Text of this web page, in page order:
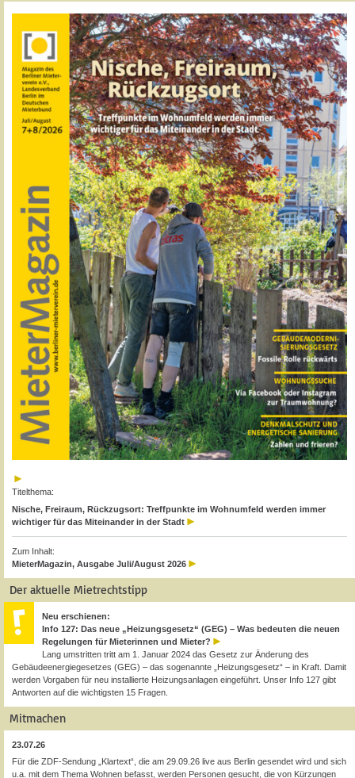
Titelthema:
Nische, Freiraum, Rückzugsort: Treffpunkte im Wohnumfeld werden immer
wichtiger für das Miteinander in der Stadt
Zum Inhalt:
MieterMagazin, Ausgabe Juli/August 2026
Der aktuelle Mietrechtstipp
Neu erschienen:
Info 127: Das neue „Heizungsgesetz“ (GEG) – Was bedeuten die neuen
Regelungen für Mieterinnen und Mieter?
Lang umstritten tritt am 1. Januar 2024 das Gesetz zur Änderung des
Gebäudeenergiegesetzes (GEG) – das sogenannte „Heizungsgesetz“ – in Kraft. Damit
werden Vorgaben für neu installierte Heizungsanlagen eingeführt. Unser Info 127 gibt
Antworten auf die wichtigsten 15 Fragen.
Mitmachen
23.07.26
Für die ZDF-Sendung „Klartext“, die am 29.09.26 live aus Berlin gesendet wird und sich
u.a. mit dem Thema Wohnen befasst, werden Personen gesucht, die von Kürzungen